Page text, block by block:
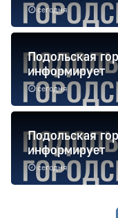
сегодня
сегодня
Подольская
информирует
сегодня
Подольская
информирует